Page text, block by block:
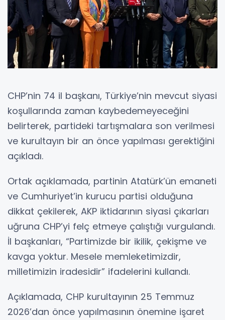
CHP’nin 74 il başkanı, Türkiye’nin mevcut siyasi
koşullarında zaman kaybedemeyeceğini
belirterek, partideki tartışmalara son verilmesi
ve kurultayın bir an önce yapılması gerektiğini
açıkladı.
Ortak açıklamada, partinin Atatürk’ün emaneti
ve Cumhuriyet’in kurucu partisi olduğuna
dikkat çekilerek, AKP iktidarının siyasi çıkarları
uğruna CHP’yi felç etmeye çalıştığı vurgulandı.
İl başkanları, “Partimizde bir ikilik, çekişme ve
kavga yoktur. Mesele memleketimizdir,
milletimizin iradesidir” ifadelerini kullandı.
Açıklamada, CHP kurultayının 25 Temmuz
2026’dan önce yapılmasının önemine işaret